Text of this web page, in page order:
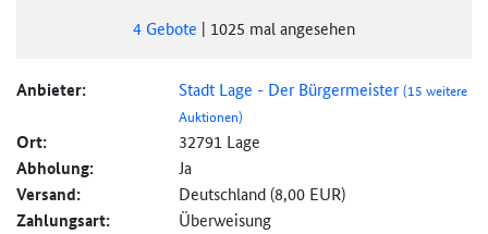
4 Gebote | 1025 mal angesehen
Anbieter: Stadt Lage - Der Bürgermeister(15 weitere
Auktionen)
Ort: 32791 Lage
Abholung: Ja
Versand: Deutschland (8,00 EUR)
Zahlungsart: Überweisung